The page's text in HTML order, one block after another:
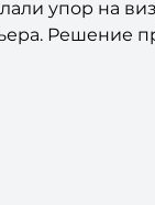
упор на
Решение